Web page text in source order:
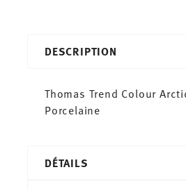
DESCRIPTION
Thomas Trend Colour
Porcelaine
DÉTAILS